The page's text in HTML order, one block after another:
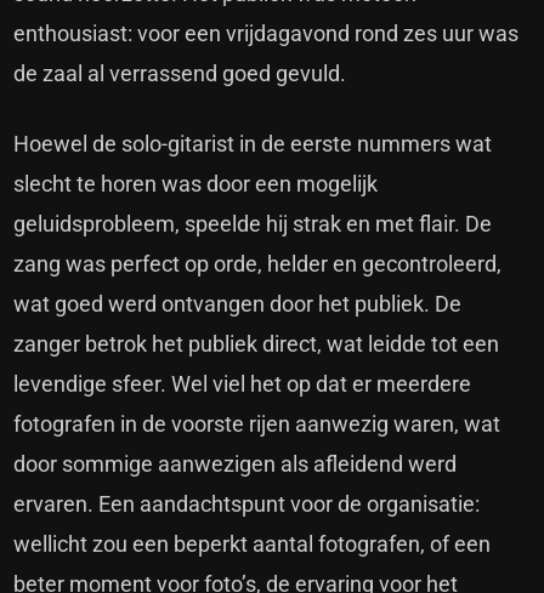
enthousiast: voor een vrijdagavond rond zes uur was
de zaal al verrassend goed gevuld.
Hoewel de solo-gitarist in de eerste nummers wat
slecht te horen was door een mogelijk
geluidsprobleem, speelde hij strak en met flair. De
zang was perfect op orde, helder en gecontroleerd,
wat goed werd ontvangen door het publiek. De
zanger betrok het publiek direct, wat leidde tot een
levendige sfeer. Wel viel het op dat er meerdere
fotografen in de voorste rijen aanwezig waren, wat
door sommige aanwezigen als afleidend werd
ervaren. Een aandachtspunt voor de organisatie:
wellicht zou een beperkt aantal fotografen, of een
beter moment voor foto’s, de ervaring voor het